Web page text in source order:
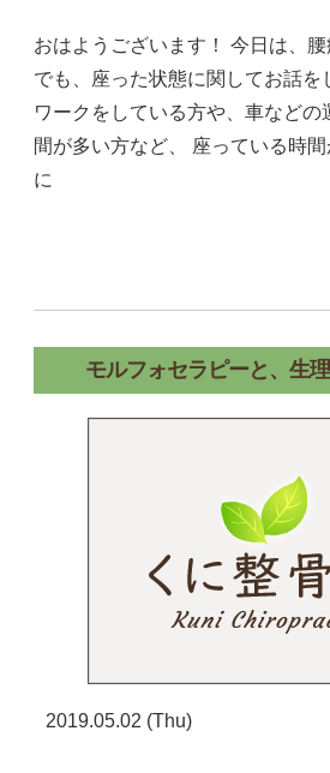
おはようございます！ 今日は、
でも、座った状態に関してお話を
ワークをしている方や、車などの
間が多い方など、 座っている時
に
モルフォセラピーと、生
2019.05.02 (Thu)